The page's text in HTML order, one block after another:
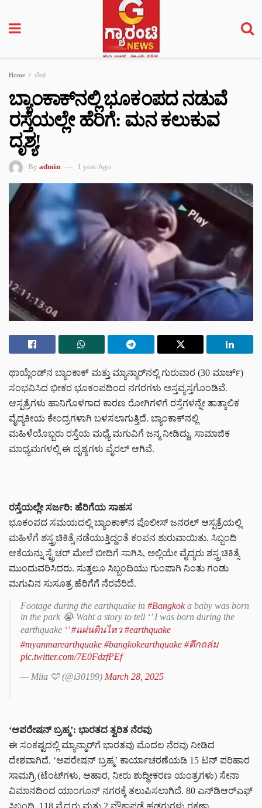
Home ದೇಶ
ಬ್ಯಾಂಕಾಕ್‌ನಲ್ಲಿ ಭೂಕಂಪದ ನಡುವೆ
ರಸ್ತೆಯಲ್ಲೇ ಹೆರಿಗೆ: ಮನ ಕಲುಕುವ
ದೃಶ್ಯ!
By admin 1 year Ago
ಥಾಯ್ಲೆಂಡ್‌ನ ಬ್ಯಾಂಕಾಕ್ ಮತ್ತು ಮ್ಯಾನ್ಮಾರ್‌ನಲ್ಲಿ ಗುರುವಾರ (30 ಮಾರ್ಚ್)
ಸಂಭವಿಸಿದ ಭೀಕರ ಭೂಕಂಪದಿಂದ ನಗರಗಳು ಅಸ್ತವ್ಯಸ್ತಗೊಂಡಿವೆ.
ಆಸ್ಪತ್ರೆಗಳು ಹಾನಿಗೊಳಗಾದ ಕಾರಣ ರೋಗಿಗಳಿಗೆ ರಸ್ತೆಗಳನ್ನೇ ತಾತ್ಕಾಲಿಕ
ವೈದ್ಯಕೀಯ ಕೇಂದ್ರಗಳಾಗಿ ಬಳಸಲಾಗುತ್ತಿದೆ. ಬ್ಯಾಂಕಾಕ್‌ನಲ್ಲಿ
ಮಹಿಳೆಯೊಬ್ಬರು ರಸ್ತೆಯ ಮಧ್ಯೆ ಮಗುವಿಗೆ ಜನ್ಮ ನೀಡಿದ್ದು, ಸಾಮಾಜಿಕ
ಮಾಧ್ಯಮಗಳಲ್ಲಿ ಈ ದೃಶ್ಯಗಳು ವೈರಲ್ ಆಗಿವೆ.
ರಸ್ತೆಯಲ್ಲೇ ಸರ್ಜರಿ: ಹೆರಿಗೆಯ ಸಾಹಸ
ಭೂಕಂಪದ ಸಮಯದಲ್ಲಿ ಬ್ಯಾಂಕಾಕ್‌ನ ಪೊಲೀಸ್ ಜನರಲ್ ಆಸ್ಪತ್ರೆಯಲ್ಲಿ
ಮಹಿಳೆಗೆ ಶಸ್ತ್ರಚಿಕಿತ್ಸೆ ನಡೆಯುತ್ತಿದ್ದಂತೆ ಕಂಪನ ಶುರುವಾಯಿತು. ಸಿಬ್ಬಂದಿ
ಆಕೆಯನ್ನು ಸ್ಟ್ರೆಚರ್‌ ಮೇಲೆ ಬೀದಿಗೆ ಸಾಗಿಸಿ, ಅಲ್ಲಿಯೇ ವೈದ್ಯರು ಶಸ್ತ್ರಚಿಕಿತ್ಸೆ
ಮುಂದುವರಿಸಿದರು. ಸುತ್ತಲೂ ಸಿಬ್ಬಂದಿಯು ಗುಂಪಾಗಿ ನಿಂತು ಗಂಡು
ಮಗುವಿನ ಸುಸೂತ್ರ ಹೆರಿಗೆಗೆ ನೆರವೆರಿದೆ.
Footage during the earthquake in #Bangkoka baby was born
in the park 😭 Waht a story to tell ‘’ I was born during the
earthquake ‘’#แผ่นดินไหว #earthquake
#myanmarearthquake #bangkokearthquake #ตึกถล่ม
pic.twitter.com/7E0FdzfPEf
— Miia 🩵 (@i30199) March 28, 2025
‘ಆಪರೇಷನ್ ಬ್ರಹ್ಮ’: ಭಾರತದ ತ್ವರಿತ ನೆರವು
ಈ ಸಂಕಷ್ಟದಲ್ಲಿ ಮ್ಯಾನ್ಮಾರ್‌ಗೆ ಭಾರತವು ಮೊದಲ ನೆರವು ನೀಡಿದ
ದೇಶವಾಗಿದೆ. ‘ಆಪರೇಷನ್ ಬ್ರಹ್ಮ’ ಕಾರ್ಯಾಚರಣೆಯಡಿ 15 ಟನ್ ಪರಿಹಾರ
ಸಾಮಗ್ರಿ (ಟೆಂಟ್‌ಗಳು, ಆಹಾರ, ನೀರು ಶುದ್ಧೀಕರಣ ಯಂತ್ರಗಳು) ಸೇನಾ
ವಿಮಾನದಿಂದ ಯಾಂಗೂನ್‌ ನಗರಕ್ಕೆ ತಲುಪಿಸಲಾಗಿದೆ. 80 ಎನ್‌ಡಿಆರ್‌ಎಫ್‌
ಸಿಬ್ಬಂದಿ, 118 ವೈದ್ಯರು ಮತ್ತು 2 ನೌಕಾಪಡೆ ಹಡಗುಗಳು ರಕ್ಷಣಾ